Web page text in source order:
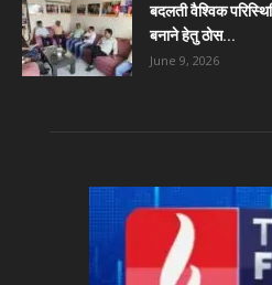
बदलती वैश्विक
बनाने हेतु ठोस...
June 9, 2026